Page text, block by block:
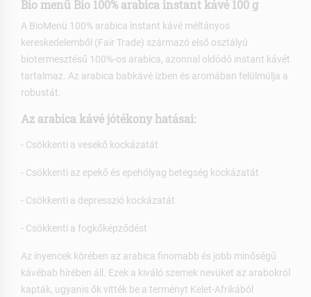
Bio menü Bio 100% arabica instant kávé 100 g
A BioMenü 100% arabica instant kávé méltányos
kereskedelemből (Fair Trade) származó első osztályú
biotermesztésű 100%-os arabica, azonnal oldódó instant kávét
tartalmaz. Az arabica babkávé ízben és aromában felülmúlja a
robustát.
Az arabica kávé jótékony hatásai:
- Csökkenti a vesekő kockázatát
- Csökkenti az epekő és epehólyag betegség kockázatát
- Csökkenti a depresszió kockázatát
- Csökkenti a fogkőképződést
Az ínyencek körében az arabica finomabb és jobb minőségű
kávébab hírében áll. Ezek a kiváló szemek nevüket az arabokról
kapták, ugyanis ők vitték be a terményt Kelet-Afrikából